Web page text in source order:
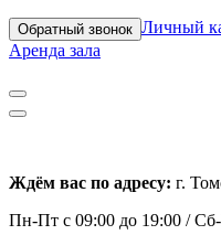
Обратный звонок Личный
Аренда зала
Ждём вас по адресу: г.
Пн-Пт с 09:00 до 19:00 /